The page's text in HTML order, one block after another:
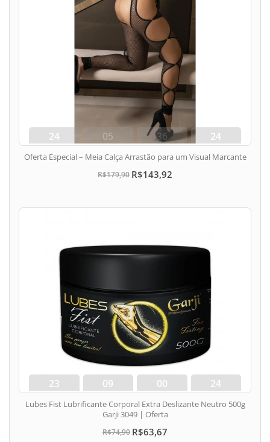
24
dias
05
hora
36
min
24
seg
Oferta Especial – Meia Calça Arrastão para um Visual Marcante
R$179,90 R$143,92
23
dias
09
hora
00
min
24
seg
Lubes Fist Lubrificante Corporal Extra Deslizante Neutro 500g
Garji 3049 | Oferta
R$74,90 R$63,67